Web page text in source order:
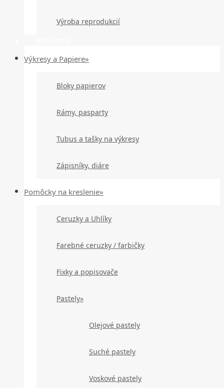
Výroba reprodukcií
Výkresy a Papiere»
Bloky papierov
Rámy, pasparty
Tubus a tašky na výkresy
Zápisníky, diáre
Pomôcky na kreslenie»
Ceruzky a Uhlíky
Farebné ceruzky / farbičky
Fixky a popisovače
Pastely»
Olejové pastely
Suché pastely
Voskové pastely